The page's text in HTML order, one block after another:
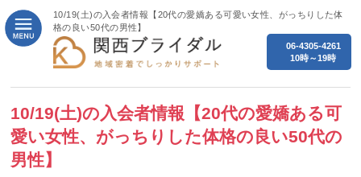
10/19(土)の入会者情報【20代の愛嬌ある可愛い女性、がっちりした体
格の良い50代の男性】
06-4305-4261
10時～19時
10/19(土)の入会者情報【20代の愛嬌ある可
愛い女性、がっちりした体格の良い50代の
男性】